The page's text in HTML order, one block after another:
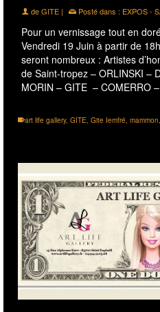
deGITE | Posté dans : EXPOS -
Pour un vernissage tout en
Vendredi 19 Juin à partir de
seront nombreux : Artistes
de Saint-tropez – ORLINSKI –
MORIN – GITE – COMERRO
art life gallery, GITE, Gite Iemfré, mammon,